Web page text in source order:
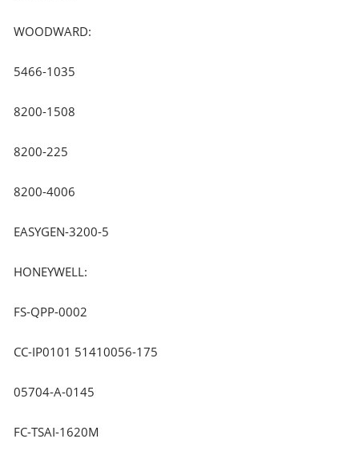
WOODWARD:
5466-1035
8200-1508
8200-225
8200-4006
EASYGEN-3200-5
HONEYWELL:
FS-QPP-0002
CC-IP0101 51410056-175
05704-A-0145
FC-TSAI-1620M